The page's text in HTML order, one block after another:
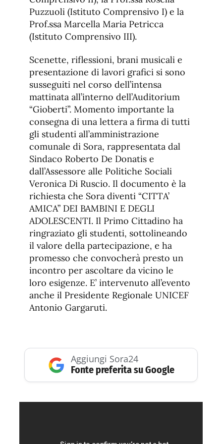
Puzzuoli (Istituto Comprensivo I) e la
Prof.ssa Marcella Maria Petricca
(Istituto Comprensivo III).
Scenette, riflessioni, brani musicali e
presentazione di lavori grafici si sono
susseguiti nel corso dell’intensa
mattinata all’interno dell’Auditorium
“Gioberti”. Momento importante la
consegna di una lettera a firma di tutti
gli studenti all’amministrazione
comunale di Sora, rappresentata dal
Sindaco Roberto De Donatis e
dall’Assessore alle Politiche Sociali
Veronica Di Ruscio. Il documento è la
richiesta che Sora diventi “CITTA’
AMICA” DEI BAMBINI E DEGLI
ADOLESCENTI. Il Primo Cittadino ha
ringraziato gli studenti, sottolineando
il valore della partecipazione, e ha
promesso che convocherà presto un
incontro per ascoltare da vicino le
loro esigenze. E’ intervenuto all’evento
anche il Presidente Regionale UNICEF
Antonio Gargaruti.
Aggiungi Sora24
Fonte preferita su Google